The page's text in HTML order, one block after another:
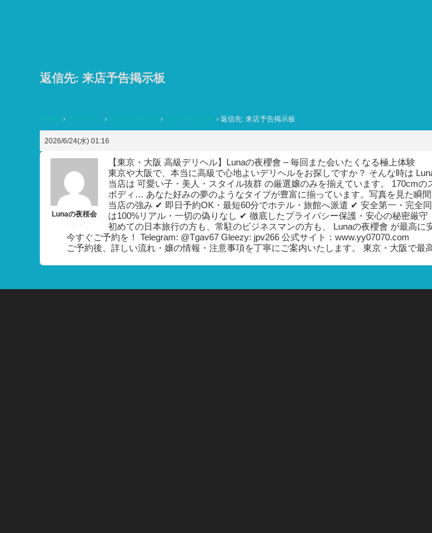
返信先: 来店予告掲示板
HOME › フォーラム › 来店予告掲示板 › 来店予告掲示板 › 返信先: 来店予告掲示板
2026/6/24(水) 01:16
Lunaの夜桜会
【東京・大阪 高級デリヘル】Lunaの夜櫻會 – 毎回また会いたくなる極上体験
東京や大阪で、本当に高級で心地よいデリヘルをお探しですか？ そんな時は
当店は 可愛い子・美人・スタイル抜群 の厳選嬢のみを揃えています。 170cm
ボディ… あなた好みの夢のようなタイプが豊富に揃っています。写真を見た瞬
当店の強み ✔ 即日予約OK・最短60分でホテル・旅館へ派遣 ✔ 安全第一・完
は100%リアル・一切の偽りなし ✔ 徹底したプライバシー保護・安心の秘密厳守
初めての日本旅行の方も、常駐のビジネスマンの方も、 Lunaの夜櫻會 が最高に
今すぐご予約を！ Telegram: @Tgav67 Gleezy: jpv266 公式サイト：www.yy07070.com
ご予約後、詳しい流れ・嬢の情報・注意事項を丁寧にご案内いたします。 東京・大阪で最